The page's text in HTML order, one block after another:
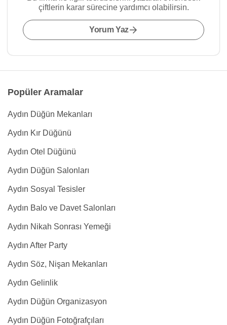
çiftlerin karar sürecine yardımcı olabilirsin.
Yorum Yaz
Popüler Aramalar
Aydın Düğün Mekanları
Aydın Kır Düğünü
Aydın Otel Düğünü
Aydın Düğün Salonları
Aydın Sosyal Tesisler
Aydın Balo ve Davet Salonları
Aydın Nikah Sonrası Yemeği
Aydın After Party
Aydın Söz, Nişan Mekanları
Aydın Gelinlik
Aydın Düğün Organizasyon
Aydın Düğün Fotoğrafçıları